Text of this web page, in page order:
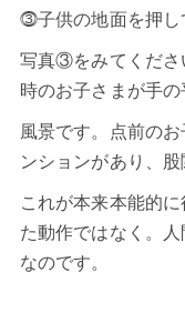
⓷子供の地面を押し
写真③をみてくださ
時のお子さまが手
風景です。点前の
ンションがあり、股
これが本来本能的
た動作ではなく。
なのです。